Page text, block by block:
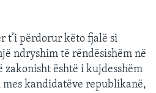
t’i përdorur këto fjalë si
ndryshim të rëndësishëm në
është i kujdesshëm
mes kandidatëve republikanë,